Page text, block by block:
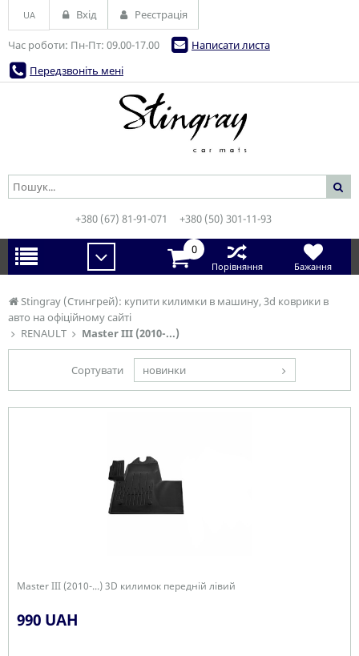
Stingray (Стингрей): купити килимки в машину, 3d коврики в
авто на офіційному сайті
RENAULT
Master III (2010-...)
Сортувати новинки
Master III (2010-...) 3D килимок передній лівий
990 UAH
Час роботи: Пн-Пт: 09.00-17.00
Написати листа
Передзвоніть мені
UA Вхід Реєстрація
+380 (67) 81-91-071 +380 (50) 301-11-93
0
Порівняння Бажання